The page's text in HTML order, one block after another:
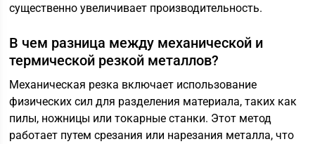
существенно увеличивает производительность.
В чем разница между механической и
термической резкой металлов?
Механическая резка включает использование
физических сил для разделения материала, таких как
пилы, ножницы или токарные станки. Этот метод
работает путем срезания или нарезания металла, что